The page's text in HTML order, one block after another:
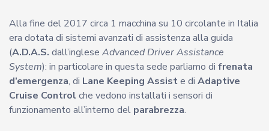
Alla fine del 2017 circa 1 macchina su 10 circolante in Italia
era dotata di sistemi avanzati di assistenza alla guida
(A.D.A.S. dall’inglese Advanced Driver Assistance
System): in particolare in questa sede parliamo di frenata
d’emergenza, di Lane Keeping Assiste di Adaptive
Cruise Control che vedono installati i sensori di
funzionamento all’interno del parabrezza.